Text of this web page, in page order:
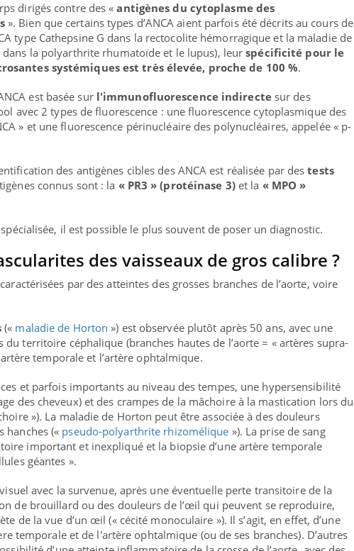
dirigés contre des «antigènes du cytoplasme des
». Bien que certains types d’ANCA aient parfois été décrits au cours de
type Cathepsine G dans la rectocolite hémorragique et la maladie de
dans la polyarthrite rhumatoïde et le lupus), leurspécificité pour le
systémiques est très élevée, proche de 100 %.
est basée sur l'immunofluorescence indirectesur des
avec 2 types de fluorescence : une fluorescence cytoplasmique des
» et une fluorescence périnucléaire des polynucléaires, appelée « p-
des antigènes cibles des ANCA est réalisée par destests
connus sont : la « PR3 » (protéinase 3) et la « MPO »
il est possible le plus souvent de poser un diagnostic.
des vaisseaux de gros calibre ?
par des atteintes des grosses branches de l’aorte, voire
(« maladie de Horton ») est observée plutôt après 50 ans, avec une
territoire céphalique (branches hautes de l’aorte = « artères supra-
temporale et l’artère ophtalmique.
et parfois importants au niveau des tempes, une hypersensibilité
des cheveux) et des crampes de la mâchoire à la mastication lors du
»). La maladie de Horton peut être associée à des douleurs
hanches (« pseudo-polyarthrite rhizomélique »). La prise de sang
important et inexpliqué et la biopsie d’une artère temporale
géantes ».
avec la survenue, après une éventuelle perte transitoire de la
de brouillard ou des douleurs de l’œil qui peuvent se reproduire,
de la vue d’un œil (« cécité monoculaire »). Il s’agit, en effet, d’une
temporale et de l'artère ophtalmique (ou de ses branches). D’autres